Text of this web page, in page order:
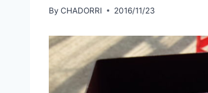
By CHADORRI 2016/11/23